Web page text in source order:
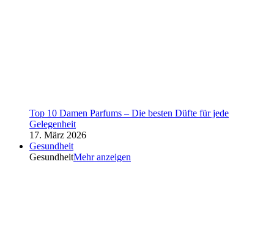
Top 10 Damen Parfums – Die besten Düfte für jede
Gelegenheit
17. März 2026
Gesundheit
GesundheitMehr anzeigen